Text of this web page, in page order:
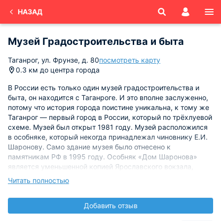
НАЗАД
Музей Градостроительства и быта
Таганрог, ул. Фрунзе, д. 80посмотреть карту
0.3 км до центра города
В России есть только один музей градостроительства и
быта, он находится с Таганроге. И это вполне заслуженно,
потому что история города поистине уникальна, к тому же
Таганрог — первый город в России, который по трёхлуевой
схеме. Музей был открыт 1981 году. Музей расположился
в особняке, который некогда принадлежал чиновнику Е.И.
Шаронову. Само здание музея было отнесено к
памятникам РФ в 1995 году. Особняк «Дом Шаронова»
является уменьшенной копией Ярославского вокзала,
который находиться в Москве. Здание музея
представляет собой яркое проявление стиля модерн,
которое удивительным образом сочетает в себе элементы
архитектуры, живописи и скульптуры. Фасад особняка
украшает мозаичное панно, изготовленное по эскизам Н.
Читать полностью
Добавить отзыв